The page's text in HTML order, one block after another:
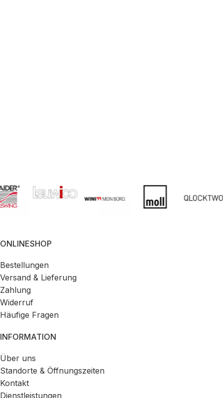
ONLINESHOP
Bestellungen
Versand & Lieferung
Zahlung
Widerruf
Häufige Fragen
INFORMATION
Über uns
Standorte & Öffnungszeiten
Kontakt
Dienstleistungen